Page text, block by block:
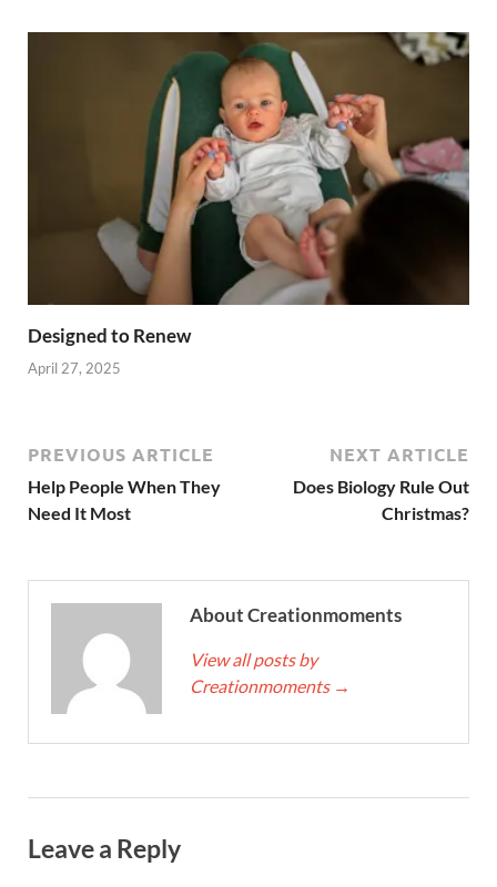
Designed to Renew
April 27, 2025
PREVIOUS ARTICLE
Help People When They
Need It Most
NEXT ARTICLE
Does Biology Rule Out
Christmas?
About Creationmoments
View all posts by
Creationmoments →
Leave a Reply